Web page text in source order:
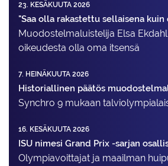
23. KESÄKUUTA 2026
"Saa olla rakastettu sellaisena kuin
Muodostelma­luistelija Elsa
oikeudesta olla oma itsensä
7. HEINÄKUUTA 2026
Historiallinen päätös
Synchro 9 mukaan
16. KESÄKUUTA 2026
ISU nimesi Grand Prix -sarjan
Olympiavoittajat ja maailman